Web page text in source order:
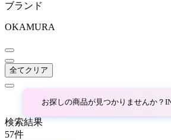
プラス
トーネット
UCHIDA
ブランド
OKAMURA
全てクリア
お探しの商品が見つかりませんか？
検索結果
57件